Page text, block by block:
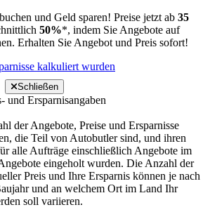
und Geld sparen! Preise jetzt ab 35
50%*, indem Sie Angebote auf
Erhalten Sie Angebot und Preis sofort!
kalkuliert wurden
Schließen
und Ersparnisangaben
der Angebote, Preise und Ersparnisse
die Teil von Autobutler sind, und ihren
alle Aufträge einschließlich Angebote im
eingeholt wurden. Die Anzahl der
Preis und Ihre Ersparnis können je nach
und an welchem Ort im Land Ihr
soll variieren.